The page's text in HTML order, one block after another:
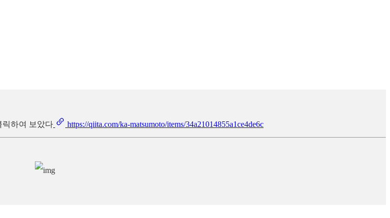
릭하여 보았다 https://qiita.com/ka-matsumoto/items/34a21014855a1ce4de6c